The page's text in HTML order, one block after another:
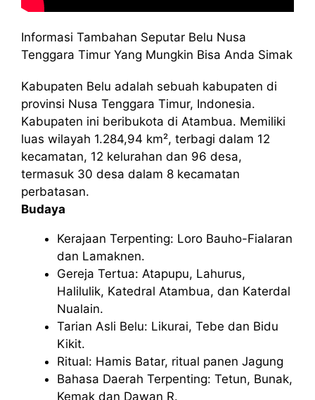
Informasi Tambahan Seputar Belu Nusa
Tenggara Timur Yang Mungkin Bisa Anda Simak
Kabupaten Belu adalah sebuah kabupaten di
provinsi Nusa Tenggara Timur, Indonesia.
Kabupaten ini beribukota di Atambua. Memiliki
luas wilayah 1.284,94 km², terbagi dalam 12
kecamatan, 12 kelurahan dan 96 desa,
termasuk 30 desa dalam 8 kecamatan
perbatasan.
Budaya
Kerajaan Terpenting: Loro Bauho-Fialaran
dan Lamaknen.
Gereja Tertua: Atapupu, Lahurus,
Halilulik, Katedral Atambua, dan Katerdal
Nualain.
Tarian Asli Belu: Likurai, Tebe dan Bidu
Kikit.
Ritual: Hamis Batar, ritual panen Jagung
Bahasa Daerah Terpenting: Tetun, Bunak,
Kemak dan Dawan R.